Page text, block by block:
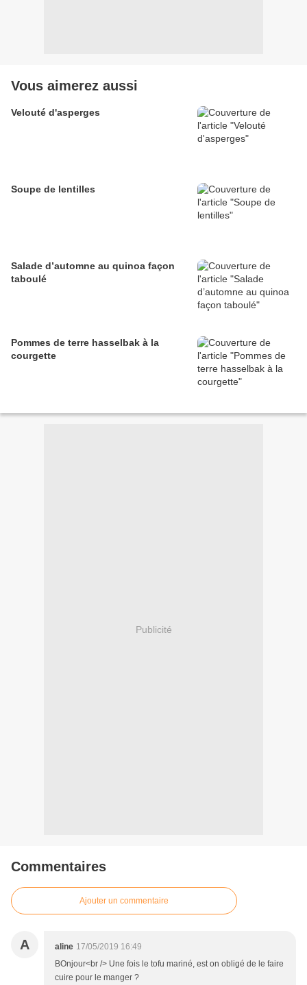
Vous aimerez aussi
Velouté d'asperges
Soupe de lentilles
Salade d’automne au quinoa façon
taboulé
Pommes de terre hasselbak à la
courgette
Publicité
Commentaires
Ajouter un commentaire
A aline 17/05/2019 16:49
BOnjour<br /> Une fois le tofu mariné, est on obligé de le faire
cuire pour le manger ?